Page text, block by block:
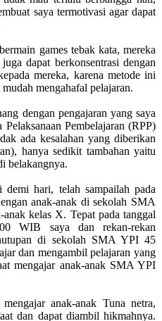
saya termotivasi agar dapat
games tebak kata, mereka
dapat berkonsentrasi dengan
mereka, karena metode ini
mengahafal pelajaran.
dengan pengajaran yang saya
Pelaksanaan Pembelajaran (RPP)
ada kesalahan yang diberikan
hanya sedikit tambahan yaitu
belakangnya.
hari, telah sampailah pada
anak-anak di sekolah SMA
kelas X. Tepat pada tanggal
WIB saya dan rekan-rekan
di sekolah SMA YPI 45
dan mengambil pelajaran yang
mengajar anak-anak SMA YPI
anak-anak Tuna netra,
dan dapat diambil hikmahnya.